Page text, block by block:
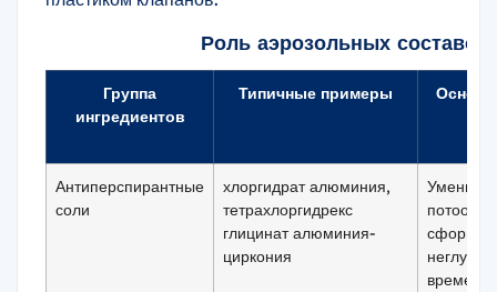
Роль аэрозольных
Группа
ингредиентов
Типичные примеры
Антиперспирантные
соли
хлоргидрат алюминия,
тетрахлоргидрекс
глицинат алюминия-
циркония